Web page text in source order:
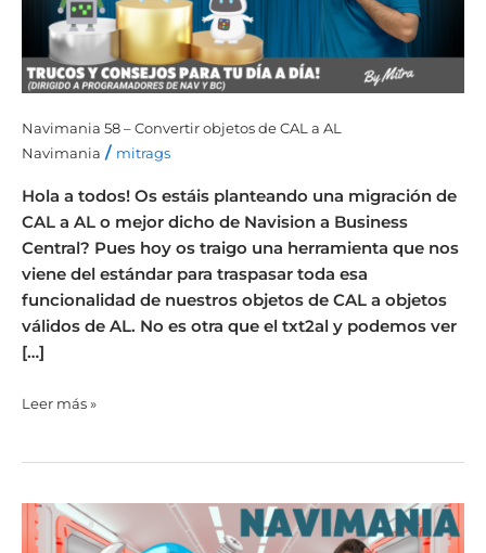
Navimania 58 – Convertir objetos de CAL a AL
Navimania / mitrags
Hola a todos! Os estáis planteando una migración de
CAL a AL o mejor dicho de Navision a Business
Central? Pues hoy os traigo una herramienta que nos
viene del estándar para traspasar toda esa
funcionalidad de nuestros objetos de CAL a objetos
válidos de AL. No es otra que el txt2al y podemos ver
[…]
CAL
a
AL
Leer más »
Navimania
57